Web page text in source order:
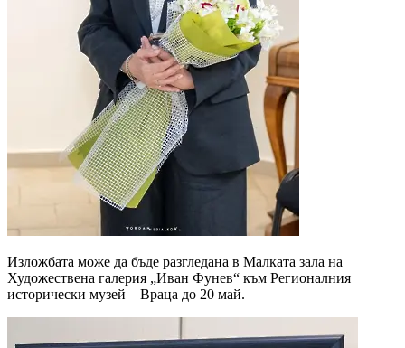
Изложбата може да бъде разгледана в Малката зала на
Художествена галерия „Иван Фунев“ към Регионалния
исторически музей – Враца до 20 май.